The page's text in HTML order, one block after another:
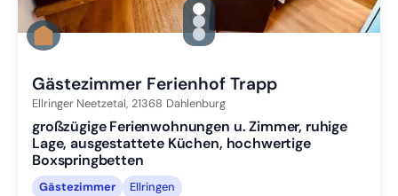
gallery.slide_selector
Zu Slide 1 wechseln
Zu Slide 2 wechseln
Zu Slide 3 wechseln
Gästezimmer Ferienhof Trapp
Ellringer Neetzetal, 21368 Dahlenburg
großzügige Ferienwohnungen u. Zimmer, ruhige
Lage, ausgestattete Küchen, hochwertige
Boxspringbetten
Gästezimmer Ellringen